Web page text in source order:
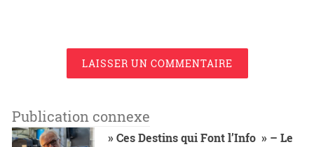
LAISSER UN COMMENTAIRE
Publication connexe
» Ces Destins qui Font l’Info » – Le